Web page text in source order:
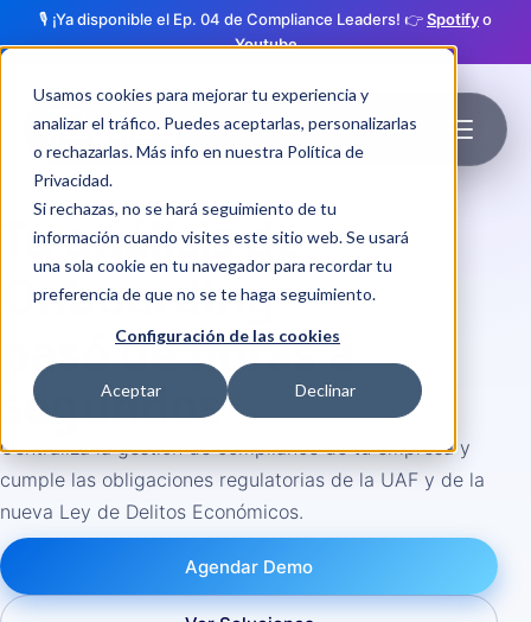
Usamos cookies para mejorar tu experiencia y
analizar el tráfico. Puedes aceptarlas, personalizarlas
o rechazarlas. Más info en nuestra Política de
Privacidad.
Si rechazas, no se hará seguimiento de tu
información cuando visites este sitio web. Se usará
una sola cookie en tu navegador para recordar tu
preferencia de que no se te haga seguimiento.
Configuración de las cookies
Aceptar Declinar
🎙️ ¡Ya disponible el Ep. 04 de Compliance Leaders! 👉Spotifyo
Youtube
Tu análisis de
Riesgo
Onboarding
pasó de horas a
segundos
Centraliza la gestión de compliance de tu empresa y
cumple las obligaciones regulatorias de la UAF y de la
nueva Ley de Delitos Económicos.
Agendar Demo